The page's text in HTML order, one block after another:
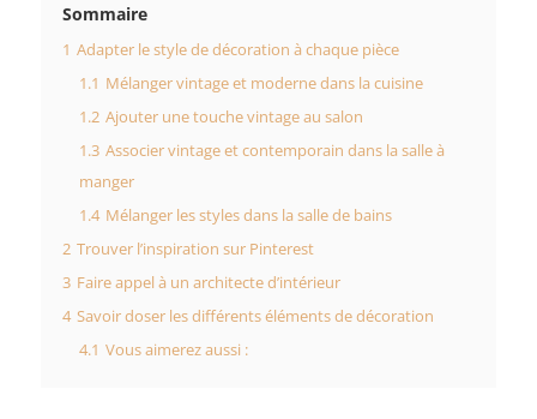
Sommaire
1 Adapter le style de décoration à chaque pièce
1.1 Mélanger vintage et moderne dans la cuisine
1.2 Ajouter une touche vintage au salon
1.3 Associer vintage et contemporain dans la salle à
manger
1.4 Mélanger les styles dans la salle de bains
2 Trouver l’inspiration sur Pinterest
3 Faire appel à un architecte d’intérieur
4 Savoir doser les différents éléments de décoration
4.1 Vous aimerez aussi :